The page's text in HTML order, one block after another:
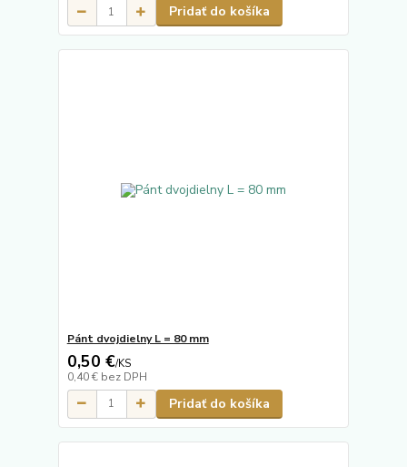
Pridať do košíka
Pánt dvojdielny L = 80 mm
0,50 €/KS
0,40 € bez DPH
Pridať do košíka